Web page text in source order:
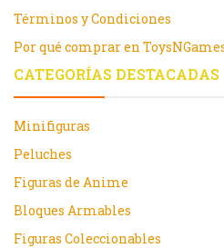
Términos y Condiciones
Por qué comprar en
CATEGORÍAS DESTACADAS
Minifiguras
Peluches
Figuras de Anime
Bloques Armables
Figuras Coleccionables